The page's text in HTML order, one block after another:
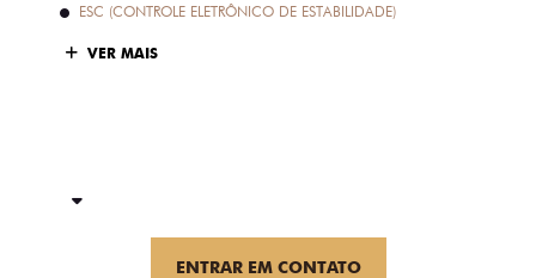
ESC (CONTROLE ELETRÔNICO DE ESTABILIDADE)
VER MAIS
ENTRAR EM CONTATO